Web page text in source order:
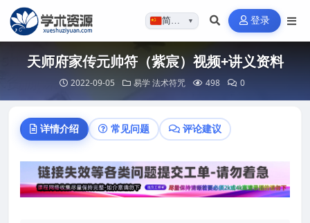
简体…▼ 登录
天师府家传元帅符（紫宸）视频+讲义资料
2022-09-05 易学法术符咒 498 0
详情介绍 常见问题 评论建议